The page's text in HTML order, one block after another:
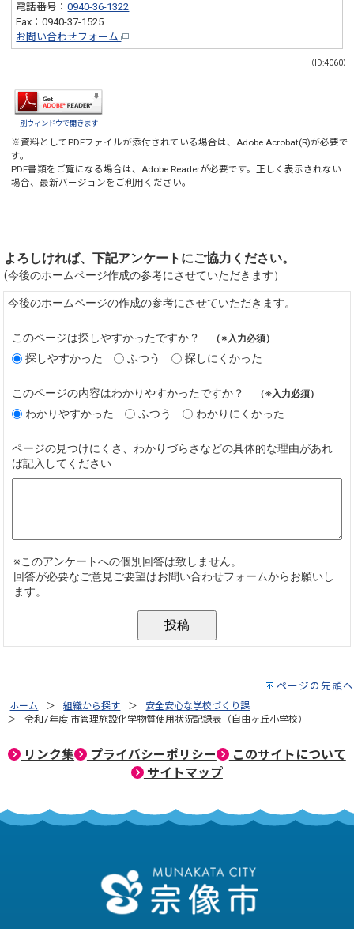
電話番号：0940-36-1322
Fax：0940-37-1525
お問い合わせフォーム
（ID:4060）
別ウィンドウで開きます
※資料としてPDFファイルが添付されている場合は、Adobe Acrobat(R)が必要で
す。
PDF書類をご覧になる場合は、Adobe Readerが必要です。正しく表示されない
場合、最新バージョンをご利用ください。
ページの先頭へ
ホーム 組織から探す
安全安心な学校づくり課
令和7年度 市管理施設化学物質使用状況記録表（自由ヶ丘小学校）
リンク集 プライバシーポリシー
このサイトについて
サイトマップ